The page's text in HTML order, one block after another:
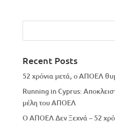
Recent Posts
52 χρόνια μετά, ο ΑΠΟΕΛ
Running in Cyprus:
μέλη του ΑΠΟΕΛ
Ο ΑΠΟΕΛ Δεν Ξεχνά – 52